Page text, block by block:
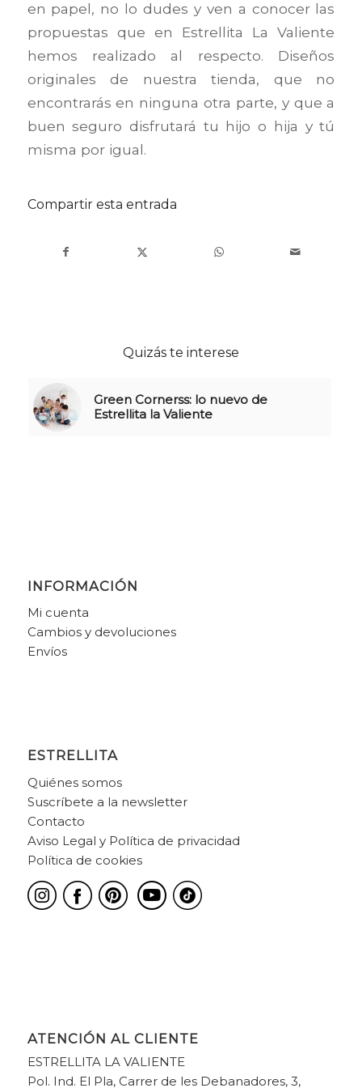
en papel, no lo dudes y ven a conocer las
propuestas que en Estrellita La Valiente
hemos realizado al respecto. Diseños
originales de nuestra tienda, que no
encontrarás en ninguna otra parte, y que a
buen seguro disfrutará tu hijo o hija y tú
misma por igual.
Compartir esta entrada
Quizás te interese
Green Cornerss: lo nuevo de
Estrellita la Valiente
INFORMACIÓN
Mi cuenta
Cambios y devoluciones
Envíos
ESTRELLITA
Quiénes somos
Suscríbete a la newsletter
Contacto
Aviso Legal y Política de privacidad
Política de cookies
ATENCIÓN AL CLIENTE
ESTRELLITA LA VALIENTE
Pol. Ind. El Pla, Carrer de les Debanadores, 3,